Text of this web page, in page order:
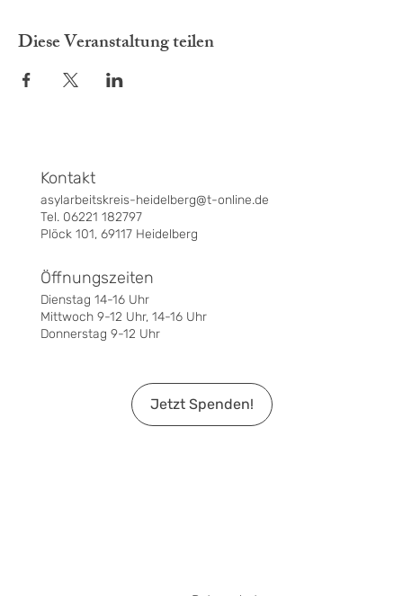
Diese Veranstaltung teilen
Jetzt Spenden!
asylarbeitskreis-heidelberg@t-online.de
Tel. 06221 182797
Plöck 101, 69117 Heidelberg
Kontakt
Dienstag 14-16 Uhr
Mittwoch 9-12 Uhr, 14-16 Uhr
Donnerstag 9-12 Uhr
Öffnungszeiten